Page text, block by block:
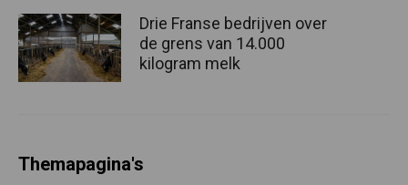
Drie Franse bedrijven over
de grens van 14.000
kilogram melk
Themapagina's